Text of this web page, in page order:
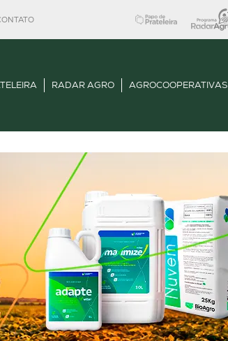
RADAR AGRO AGROCOOPERATIVAS